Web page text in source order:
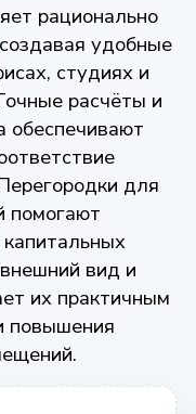
рационально
удобные
студиях и
расчёты и
обеспечивают
для
помогают
вид и
их практичным
повышения